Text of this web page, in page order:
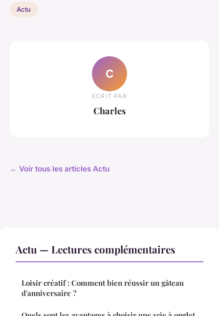
Actu
C
ECRIT PAR
Charles
← Voir tous les articles Actu
Actu — Lectures complémentaires
Loisir créatif : Comment bien réussir un gâteau
d'anniversaire ?